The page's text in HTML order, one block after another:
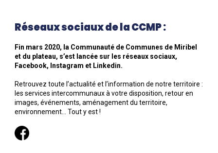
Réseaux sociaux de la CCMP :
Fin mars 2020, la Communauté de Communes de Miribel
et du plateau, s’est lancée sur les réseaux sociaux,
Facebook, Instagram et Linkedin.
Retrouvez toute l’actualité et l’information de notre territoire :
les services intercommunaux à votre disposition, retour en
images, événements, aménagement du territoire,
environnement… Tout y est !